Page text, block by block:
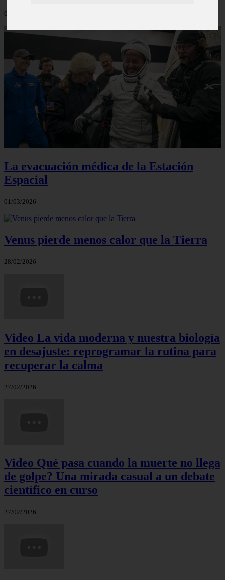
06/03/2026
La evacuación médica de la Estación
Espacial
01/03/2026
Venus pierde menos calor que la Tierra
28/02/2026
Video La vida moderna y nuestra biología
en desajuste: reprogramar la rutina para
recuperar la calma
27/02/2026
Video Qué pasa cuando la muerte no llega
de golpe? Una mirada casual a un debate
científico en curso
27/02/2026